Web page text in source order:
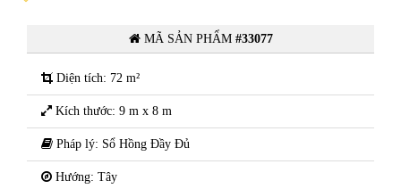
MÃ SẢN PHẨM #33077
Diện tích: 72 m²
Kích thước: 9 m x 8 m
Pháp lý: Sổ Hồng Đầy Đủ
Hướng: Tây